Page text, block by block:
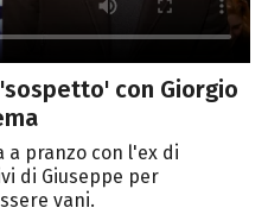
con Giorgio
a pranzo con l'ex di
di Giuseppe per
vani.